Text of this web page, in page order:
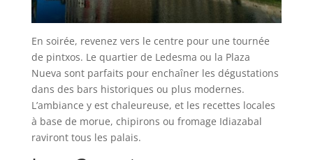
En soirée, revenez vers le centre pour une tournée
de pintxos. Le quartier de Ledesma ou la Plaza
Nueva sont parfaits pour enchaîner les dégustations
dans des bars historiques ou plus modernes.
L’ambiance y est chaleureuse, et les recettes locales
à base de morue, chipirons ou fromage Idiazabal
raviront tous les palais.